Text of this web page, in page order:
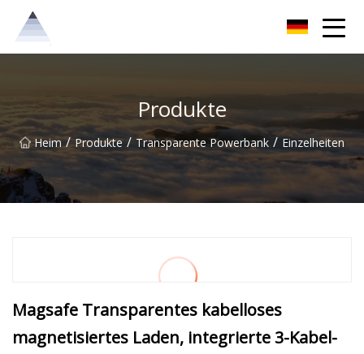
Produkte
Heim / Produkte / Transparente Powerbank / Einzelheiten
Magsafe Transparentes kabelloses
magnetisiertes Laden, integrierte 3-Kabel-